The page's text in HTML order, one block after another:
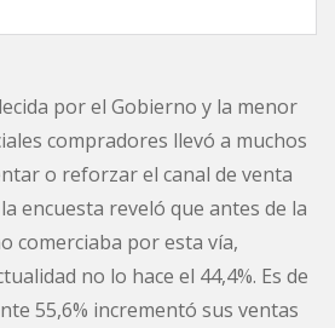
por el Gobierno y la menor
compradores llevó a muchos
o reforzar el canal de venta
encuesta reveló que antes de la
comerciaba por esta vía,
no lo hace el 44,4%. Es de
55,6% incrementó sus ventas